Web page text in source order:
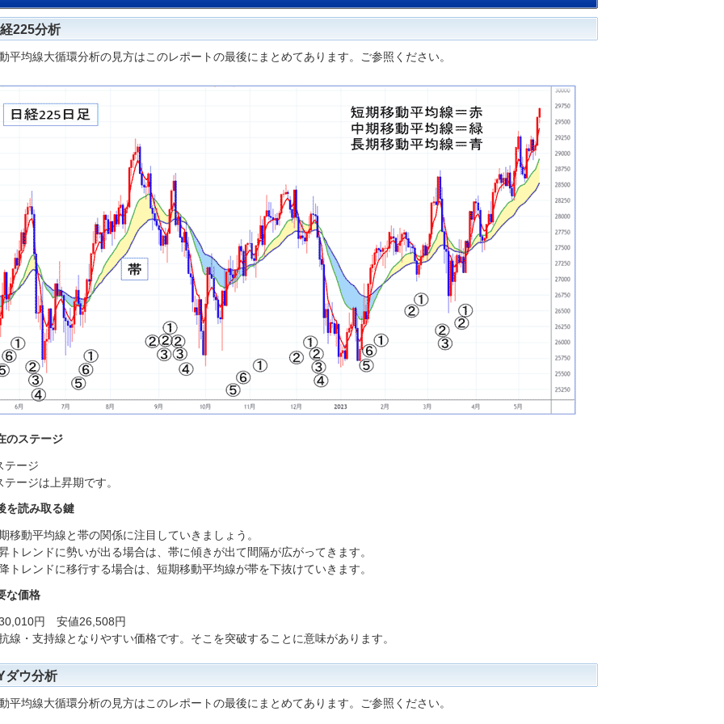
225分析
平均線大循環分析の見方はこのレポートの最後にまとめてあります。ご参照ください。
のステージ
テージ
テージは上昇期です。
を読み取る鍵
動平均線と帯の関係に注目していきましょう。
トレンドに勢いが出る場合は、帯に傾きが出て間隔が広がってきます。
トレンドに移行する場合は、短期移動平均線が帯を下抜けていきます。
な価格
円 安値26,508円
線・支持線となりやすい価格です。そこを突破することに意味があります。
ダウ分析
平均線大循環分析の見方はこのレポートの最後にまとめてあります。ご参照ください。